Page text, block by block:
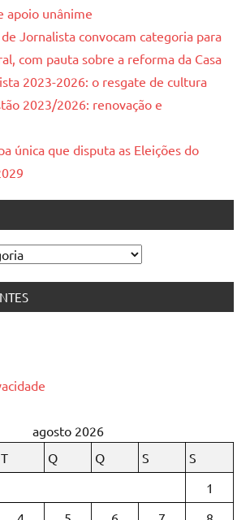
apoio unânime
de Jornalista convocam categoria para
com pauta sobre a reforma da Casa
2023-2026: o resgate de cultura
2023/2026: renovação e
única que disputa as Eleições do
agosto 2026
T Q Q S
S
1